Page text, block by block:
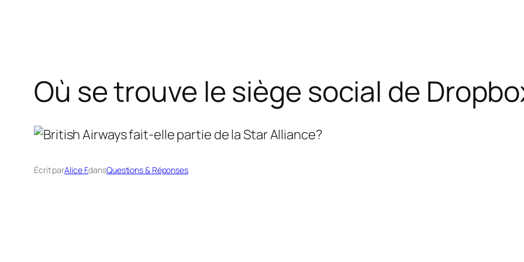
Où se trouve le siège social de
Écrit parAlice F.dansQuestions & Réponses